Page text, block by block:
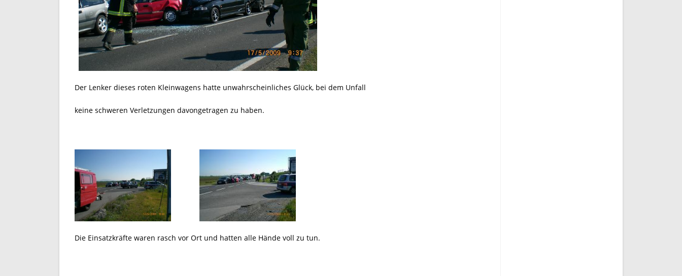
Der Lenker dieses roten Kleinwagens hatte unwahrscheinliches Glück, bei dem Unfall
keine schweren Verletzungen davongetragen zu haben.
Die Einsatzkräfte waren rasch vor Ort und hatten alle Hände voll zu tun.